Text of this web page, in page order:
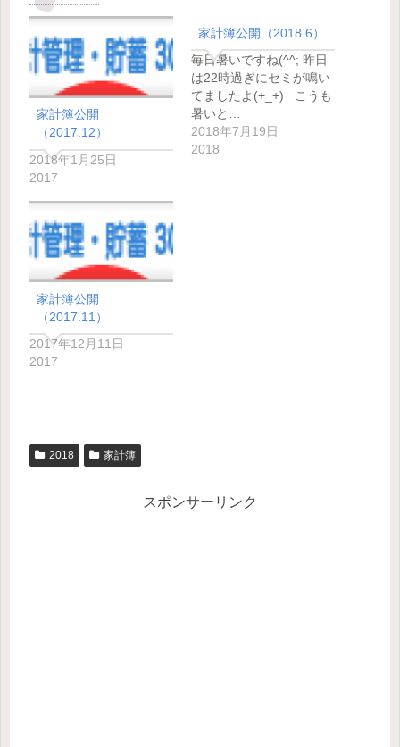
家計簿公開
（2017.12）
2018年1月25日
2017
家計簿公開（2018.6）
毎日暑いですね(^^; 昨日
は22時過ぎにセミが鳴い
てましたよ(+_+) こうも
暑いと…
2018年7月19日
2018
家計簿公開
（2017.11）
2017年12月11日
2017
2018 家計簿
スポンサーリンク